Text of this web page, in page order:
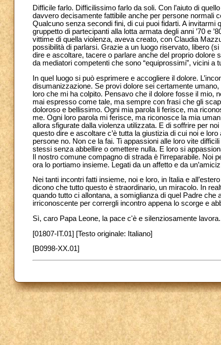
Difficile farlo. Difficilissimo farlo da soli. Con l’aiuto di
davvero decisamente fattibile anche per persone normali
Qualcuno senza secondi fini, di cui puoi fidarti. A
gruppetto di partecipanti alla lotta armata degli anni ’70 e
vittime di quella violenza, aveva creato, con Claudia
possibilità di parlarsi. Grazie a un luogo riservato, libero
dire e ascoltare, tacere o parlare anche del proprio
da mediatori competenti che sono “equiprossimi”, vicini a
In quel luogo si può esprimere e accogliere il dolore.
disumanizzazione. Se provi dolore sei certamente
loro che mi ha colpito. Pensavo che il dolore fosse il mio,
mai espresso come tale, ma sempre con frasi che gli
doloroso e bellissimo. Ogni mia parola li ferisce, ma
me. Ogni loro parola mi ferisce, ma riconosce la mia
allora sfigurate dalla violenza utilizzata. E di soffrire per
questo dire e ascoltare c’è tutta la giustizia di cui noi e
persone no. Non ce la fai. Ti appassioni alle loro vite
stessi senza abbellire o omettere nulla. E loro si
Il nostro comune compagno di strada è l‘irreparabile.
ora lo portiamo insieme. Legati da un affetto e da
Nei tanti incontri fatti insieme, noi e loro, in Italia e
dicono che tutto questo è straordinario, un miracolo. In
quando tutto ci allontana, a somiglianza di quel Padre
irriconoscente per corrergli incontro appena lo scorge e
Sì, caro Papa Leone, la pace c'è e silenziosamente lavora.
[01807-IT.01] [Testo originale: Italiano]
[B0998-XX.01]